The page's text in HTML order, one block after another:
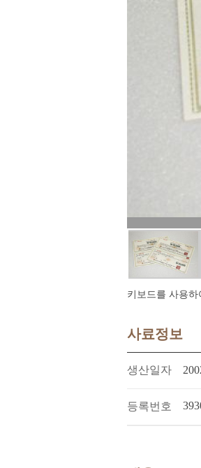
키보드를 사용
사료정보
생산일자
등록번호